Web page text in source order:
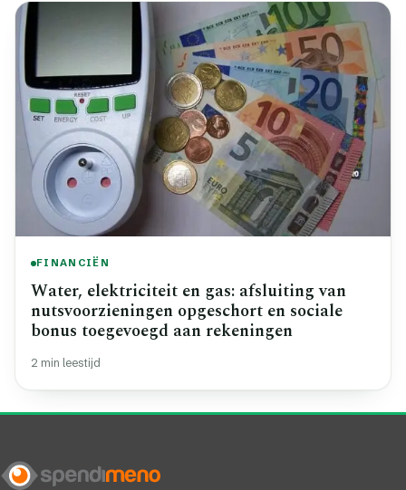
FINANCIËN
Water, elektriciteit en gas: afsluiting van
nutsvoorzieningen opgeschort en sociale
bonus toegevoegd aan rekeningen
2 min leestijd